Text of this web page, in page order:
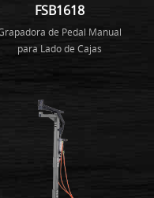
FSB1618
de Pedal Manual
para Lado de Cajas